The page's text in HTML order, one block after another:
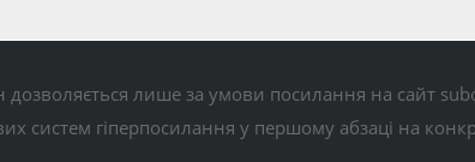
лише за умови посилання на сайт
систем гіперпосилання у першому абзаці на